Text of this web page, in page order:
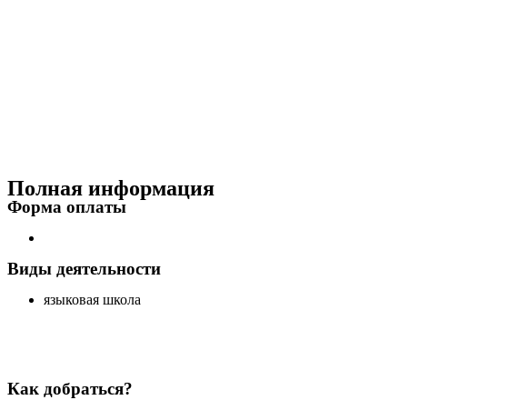
Полная информация
Форма оплаты
Виды деятельности
языковая школа
Как добраться?